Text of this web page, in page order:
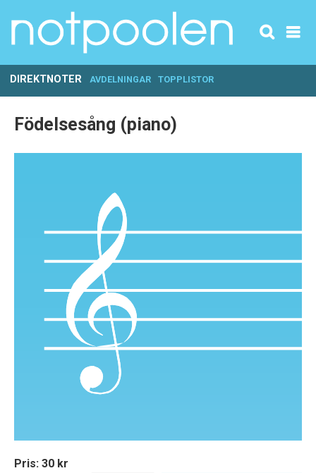
DIREKTNOTER AVDELNINGAR TOPPLISTOR
Födelsesång (piano)
Pris: 30 kr